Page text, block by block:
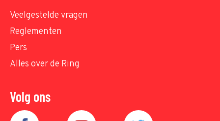
Veelgestelde vragen
Reglementen
Pers
Alles over de Ring
Volg ons